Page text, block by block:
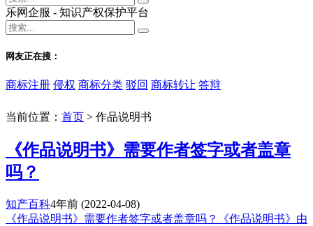
乐网企服 - 知识产权保护平台
网友正在搜：
商标注册 侵权 商标分类 驳回 商标转让 答辩
当前位置： 首页 > 作品说明书
《作品说明书》需要作者签字或者盖章
吗？
知产百科4年前 (2022-04-08)
《作品说明书》需要作者签字或者盖章吗？《作品说明书》由